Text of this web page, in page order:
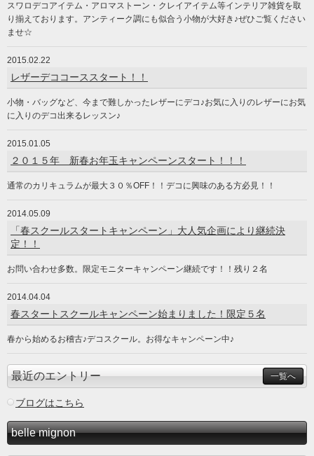
スワロデコアイテム・アロマストーン・クレイアイテム等インテリア雑貨を取
り揃えております。アンティーク調にも似合う小物が大好き♪ぜひご覧ください
ませ☆
2015.02.22
レザーデココーススタート！！
小物・バッグなど、今まで難しかったレザーにデコ♪お気に入りのレザーにお気
に入りのデコ出来るレッスン♪
2015.01.05
２０１５年 新春お年玉キャンペーンスタート！！！
通常のカリキュラムが最大３０％OFF！！デコに興味のある方必見！！
2014.05.09
「春スクールスタートキャンペーン」大人気企画により継続決
定！！
お問い合わせ多数。限定モニターキャンペーン継続です！！残り２名
2014.04.04
春スタートスクールキャンペーン始まりました！限定５名
春から始めるお稽古♪デコスクール。お得なキャンペーン中♪
最近のエントリー 一覧へ
ブログはこちら
belle mignon